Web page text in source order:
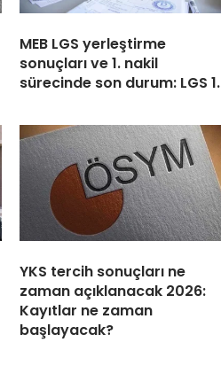
MEB LGS yerleştirme
sonuçları ve 1. nakil
sürecinde son durum: LGS 1.
YKS tercih sonuçları ne
zaman açıklanacak 2026:
Kayıtlar ne zaman
başlayacak?